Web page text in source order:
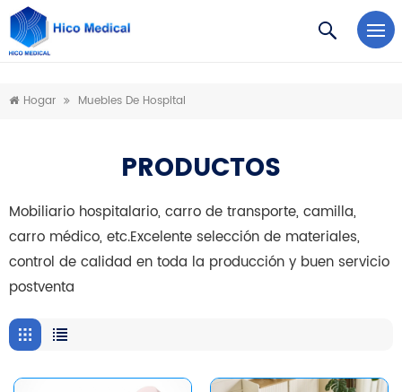
https://www.microsoft.com/en-us/microsoft-teams/log-in
Hogar Muebles De Hospital
PRODUCTOS
Mobiliario hospitalario, carro de transporte, camilla,
carro médico, etc.Excelente selección de materiales,
control de calidad en toda la producción y buen servicio
postventa